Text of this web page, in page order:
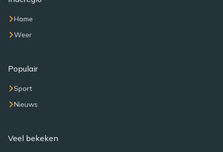
Home
Weer
Populair
Sport
Nieuws
Veel bekeken